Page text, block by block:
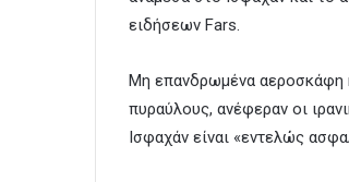
ειδήσεων Fars.
Μη επανδρωμένα αεροσκάφη
πυραύλους, ανέφεραν οι
Ισφαχάν είναι «εντελώς